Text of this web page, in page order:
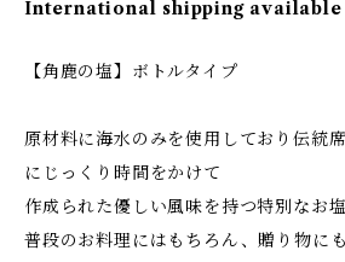
International shipping available
【角鹿の塩】ボトルタイプ
原材料に海水のみを使用しており伝統
にじっくり時間をかけて
作成られた優しい風味を持つ特別なお塩
普段のお料理にはもちろん、贈り物に